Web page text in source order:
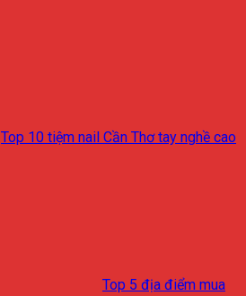
Top 10 tiệm nail Cần Thơ tay nghề cao
Top 5 địa điểm mua